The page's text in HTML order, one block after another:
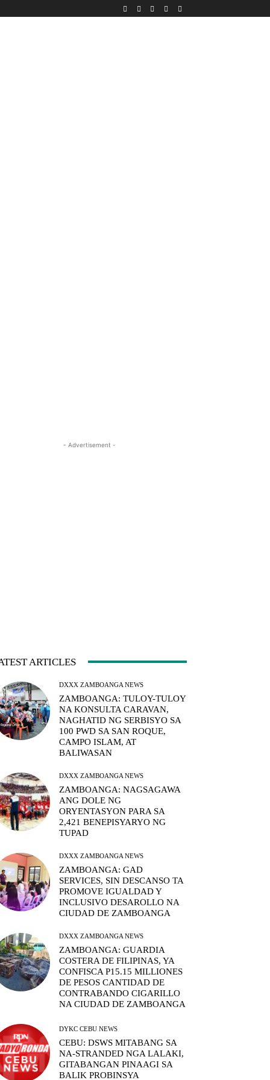
- Advertisement -
ARTICLES
DXXX ZAMBOANGA NEWS
ZAMBOANGA: TULOY-TULOY
NA KONSULTA CARAVAN,
NAGHATID NG SERBISYO SA
100 PWD SA SAN ROQUE,
CAMPO ISLAM, AT
BALIWASAN
DXXX ZAMBOANGA NEWS
ZAMBOANGA: NAGSAGAWA
ANG DOLE NG
ORYENTASYON PARA SA
2,421 BENEPISYARYO NG
TUPAD
DXXX ZAMBOANGA NEWS
ZAMBOANGA: GAD
SERVICES, SIN DESCANSO TA
PROMOVE IGUALDAD Y
INCLUSIVO DESAROLLO NA
CIUDAD DE ZAMBOANGA
DXXX ZAMBOANGA NEWS
ZAMBOANGA: GUARDIA
COSTERA DE FILIPINAS, YA
CONFISCA P15.15 MILLIONES
DE PESOS CANTIDAD DE
CONTRABANDO CIGARILLO
NA CIUDAD DE ZAMBOANGA
DYKC CEBU NEWS
CEBU: DSWS MITABANG SA
NA-STRANDED NGA LALAKI,
GITABANGAN PINAAGI SA
BALIK PROBINSYA